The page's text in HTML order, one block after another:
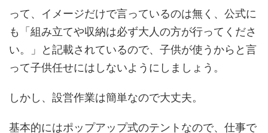
って、イメージだけで言っているのは無く、公式に
も「組み立てや収納は必ず大人の方が行ってくださ
い。」と記載されているので、子供が使うからと言
って子供任せにはしないようにしましょう。
しかし、設営作業は簡単なので大丈夫。
基本的にはポップアップ式のテントなので、仕事で